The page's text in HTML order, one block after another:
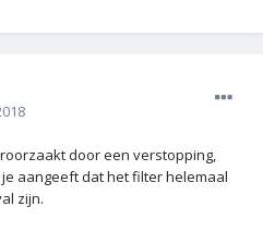
door een verstopping,
aangeeft dat het filter helemaal
zijn.